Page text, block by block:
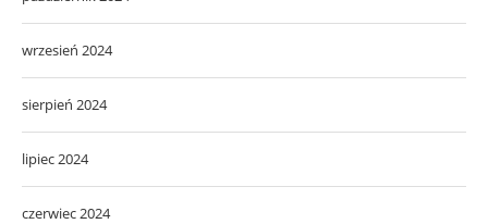
wrzesień 2024
sierpień 2024
lipiec 2024
czerwiec 2024